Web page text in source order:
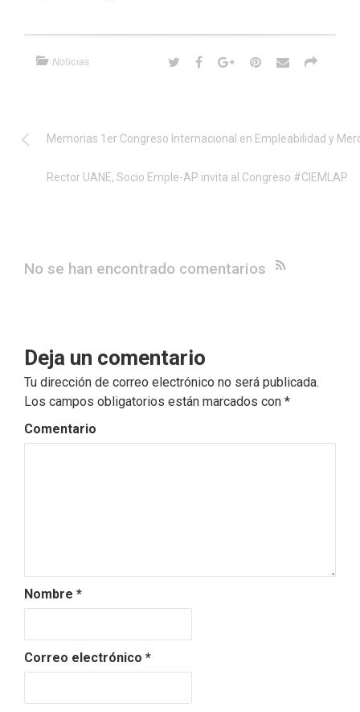
Noticias
Memorias 1er Congreso Internacional en Empleabilidad y
Rector UANE, Socio Emple-AP invita al Congreso #CIEMLAP
No se han encontrado comentarios
Deja un comentario
Tu dirección de correo electrónico no será publicada.
Los campos obligatorios están marcados con *
Comentario
Nombre *
Correo electrónico *